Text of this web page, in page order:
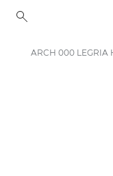
ARCH 000 LEGRIA